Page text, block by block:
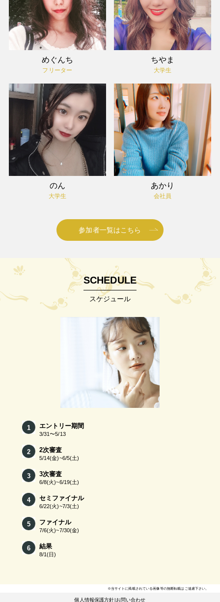
めぐんち
フリーター
ちやま
大学生
のん
大学生
あかり
会社員
参加者一覧はこちら
SCHEDULE
スケジュール
エントリー期間
3/31〜5/13
2次審査
5/14(金)~6/5(土)
3次審査
6/8(火)~6/19(土)
セミファイナル
6/22(火)~7/3(土)
ファイナル
7/6(火)~7/30(金)
結果
8/1(日)
※当サイトに掲載されている画像等の無断転載はご遠慮下さい。
個人情報保護方針|お問い合わせ